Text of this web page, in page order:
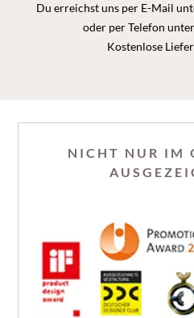
Du erreichst uns per E-Mail
oder per Telefon
Kostenlose
NICHT NUR IM